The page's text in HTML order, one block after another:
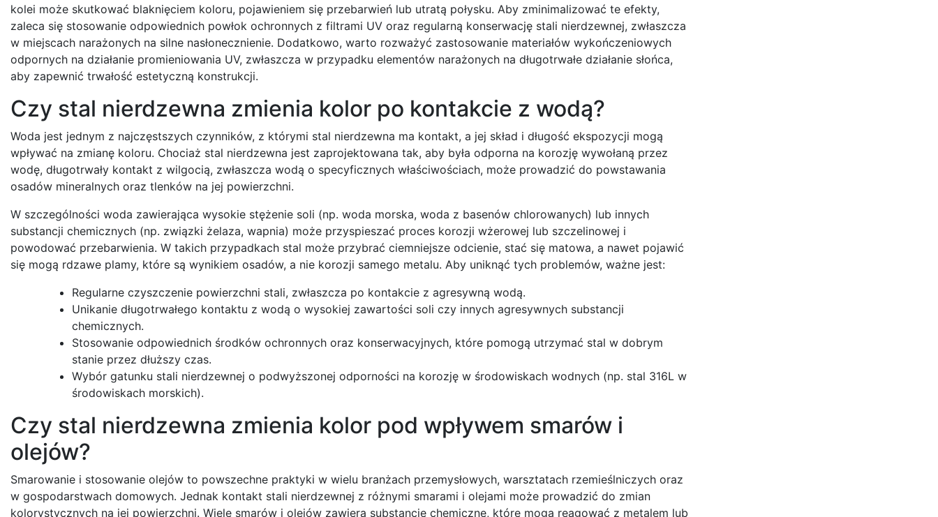
kolei może skutkować blaknięciem koloru, pojawieniem się przebarwień lub utratą połysku. Aby zminimalizować te efekty,
zaleca się stosowanie odpowiednich powłok ochronnych z filtrami UV oraz regularną konserwację stali nierdzewnej, zwłaszcza
w miejscach narażonych na silne nasłonecznienie. Dodatkowo, warto rozważyć zastosowanie materiałów wykończeniowych
odpornych na działanie promieniowania UV, zwłaszcza w przypadku elementów narażonych na długotrwałe działanie słońca,
aby zapewnić trwałość estetyczną konstrukcji.
Czy stal nierdzewna zmienia kolor po kontakcie z wodą?
Woda jest jednym z najczęstszych czynników, z którymi stal nierdzewna ma kontakt, a jej skład i długość ekspozycji mogą
wpływać na zmianę koloru. Chociaż stal nierdzewna jest zaprojektowana tak, aby była odporna na korozję wywołaną przez
wodę, długotrwały kontakt z wilgocią, zwłaszcza wodą o specyficznych właściwościach, może prowadzić do powstawania
osadów mineralnych oraz tlenków na jej powierzchni.
W szczególności woda zawierająca wysokie stężenie soli (np. woda morska, woda z basenów chlorowanych) lub innych
substancji chemicznych (np. związki żelaza, wapnia) może przyspieszać proces korozji wżerowej lub szczelinowej i
powodować przebarwienia. W takich przypadkach stal może przybrać ciemniejsze odcienie, stać się matowa, a nawet pojawić
się mogą rdzawe plamy, które są wynikiem osadów, a nie korozji samego metalu. Aby uniknąć tych problemów, ważne jest:
Regularne czyszczenie powierzchni stali, zwłaszcza po kontakcie z agresywną wodą.
Unikanie długotrwałego kontaktu z wodą o wysokiej zawartości soli czy innych agresywnych substancji
chemicznych.
Stosowanie odpowiednich środków ochronnych oraz konserwacyjnych, które pomogą utrzymać stal w dobrym
stanie przez dłuższy czas.
Wybór gatunku stali nierdzewnej o podwyższonej odporności na korozję w środowiskach wodnych (np. stal 316L w
środowiskach morskich).
Czy stal nierdzewna zmienia kolor pod wpływem smarów i
olejów?
Smarowanie i stosowanie olejów to powszechne praktyki w wielu branżach przemysłowych, warsztatach rzemieślniczych oraz
w gospodarstwach domowych. Jednak kontakt stali nierdzewnej z różnymi smarami i olejami może prowadzić do zmian
kolorystycznych na jej powierzchni. Wiele smarów i olejów zawiera substancje chemiczne, które mogą reagować z metalem lub